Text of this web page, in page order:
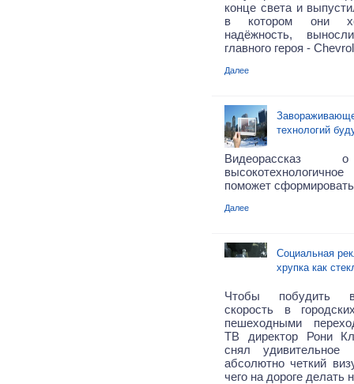
конце света и
в котором они
надёжность,
главного героя -
Далее
технологий
Видеорассказ
высокотехнологичное
поможет сформировать
Далее
Социальная
хрупка как
Чтобы побудить
скорость в
пешеходными
ТВ директор Рони
снял удивительное
абсолютно четкий
чего на дороге делать